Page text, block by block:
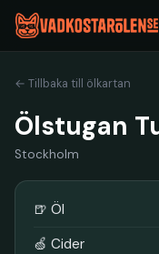
← Tillbaka till ölkartan
Ölstugan
Stockholm
🍺 Öl
🍏 Cider